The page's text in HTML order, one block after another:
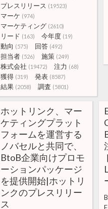
プレスリリース (19523)
マーケ (974)
マーケティング (2610)
リード (163) 今年度 (19)
動向 (575) 回答 (492)
担当者 (526) 施策 (249)
株式会社 (19472) 注力 (68)
獲得 (319) 発表 (8587)
結果 (2058) 調査 (5801)
ホットリンク、マー
ケティングプラット
フォームを運営する
ノバセルと共同で、
BtoB企業向けプロモ
ーションパッケージ
を提供開始|ホットリ
ンクのプレスリリー
ス